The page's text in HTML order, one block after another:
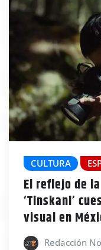
CULTURA
El reflejo de
‘Tinskani’
visual en
Redacción